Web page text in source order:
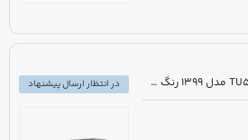
مزایده دولتی خودرو پژو پارس TU5 مدل 1399 رنگ سفید
در انتظار ارسال پیشنهاد